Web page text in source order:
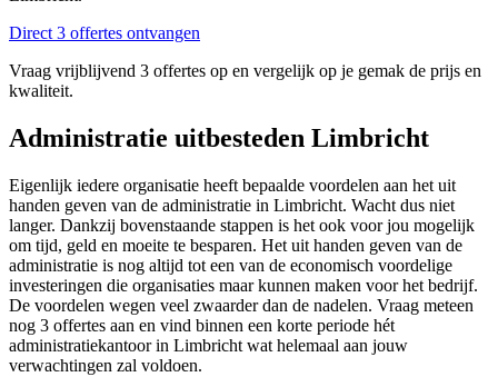
Direct 3 offertes ontvangen
Vraag vrijblijvend 3 offertes op en vergelijk op je gemak de prijs en
kwaliteit.
Administratie uitbesteden Limbricht
Eigenlijk iedere organisatie heeft bepaalde voordelen aan het uit
handen geven van de administratie in Limbricht. Wacht dus niet
langer. Dankzij bovenstaande stappen is het ook voor jou mogelijk
om tijd, geld en moeite te besparen. Het uit handen geven van de
administratie is nog altijd tot een van de economisch voordelige
investeringen die organisaties maar kunnen maken voor het bedrijf.
De voordelen wegen veel zwaarder dan de nadelen. Vraag meteen
nog 3 offertes aan en vind binnen een korte periode hét
administratiekantoor in Limbricht wat helemaal aan jouw
verwachtingen zal voldoen.